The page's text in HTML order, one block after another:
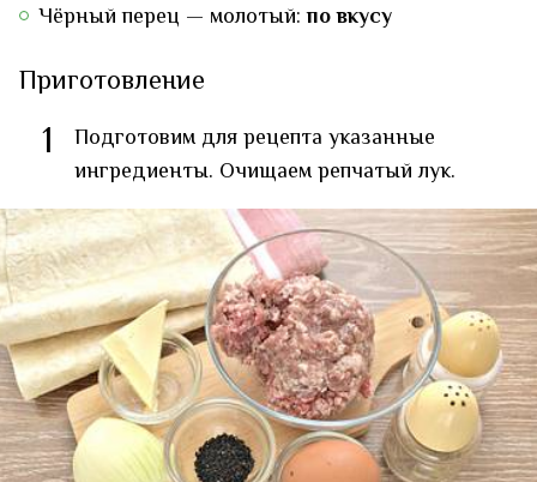
Чёрный перец — молотый:по вкусу
Приготовление
1
Подготовим для рецепта указанные
ингредиенты. Очищаем репчатый лук.